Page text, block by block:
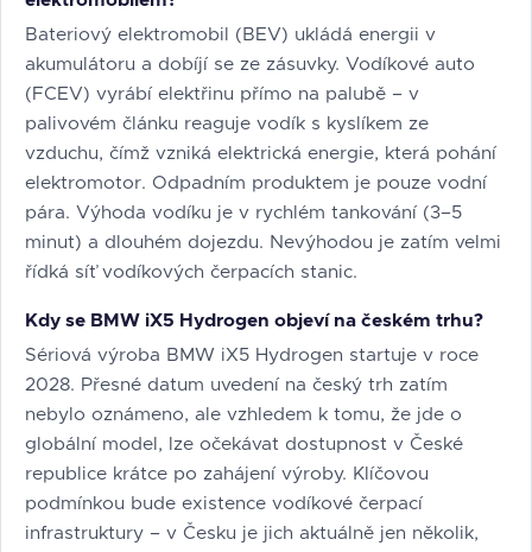
Bateriový elektromobil (BEV) ukládá energii v
akumulátoru a dobíjí se ze zásuvky. Vodíkové auto
(FCEV) vyrábí elektřinu přímo na palubě – v
palivovém článku reaguje vodík s kyslíkem ze
vzduchu, čímž vzniká elektrická energie, která pohání
elektromotor. Odpadním produktem je pouze vodní
pára. Výhoda vodíku je v rychlém tankování (3–5
minut) a dlouhém dojezdu. Nevýhodou je zatím velmi
řídká síť vodíkových čerpacích stanic.
Kdy se BMW iX5 Hydrogen objeví na českém trhu?
Sériová výroba BMW iX5 Hydrogen startuje v roce
2028. Přesné datum uvedení na český trh zatím
nebylo oznámeno, ale vzhledem k tomu, že jde o
globální model, lze očekávat dostupnost v České
republice krátce po zahájení výroby. Klíčovou
podmínkou bude existence vodíkové čerpací
infrastruktury – v Česku je jich aktuálně jen několik,